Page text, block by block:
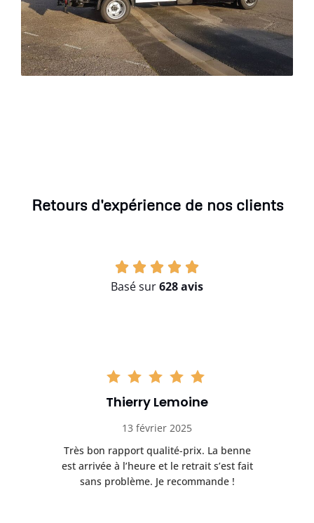
Retours d'expérience de nos clients
Basé sur628 avis
Thierry Lemoine
13 février 2025
Très bon rapport qualité-prix. La benne
est arrivée à l’heure et le retrait s’est fait
sans problème. Je recommande !